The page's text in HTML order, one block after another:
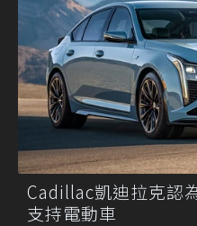
Cadillac凱迪拉克認
支持電動車